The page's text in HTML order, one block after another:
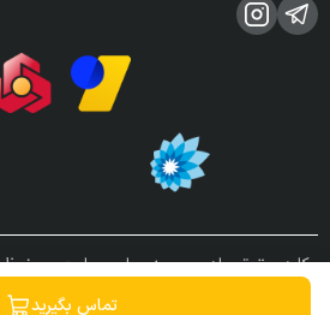
تماس بگیرید
کلیه حقوق مادی و معنوی این سایت محفوظ